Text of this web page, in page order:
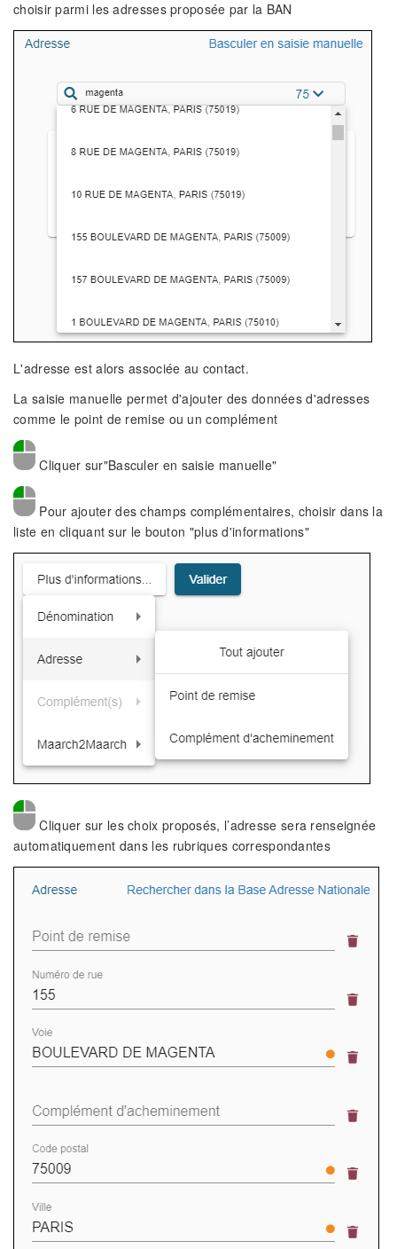
choisir parmi les adresses proposée par la BAN
L'adresse est alors associée au contact.
La saisie manuelle permet d'ajouter des données d'adresses
comme le point de remise ou un complément
Cliquer sur"Basculer en saisie manuelle"
Pour ajouter des champs complémentaires, choisir dans la
liste en cliquant sur le bouton "plus d'informations"
Cliquer sur les choix proposés, l’adresse sera renseignée
automatiquement dans les rubriques correspondantes